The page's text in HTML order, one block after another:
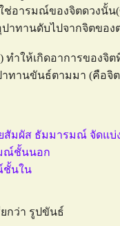
อารมณ์ของจิตดวงนั้น
าทานดับไปจากจิตของ
ำให้เกิดอาการของจิ
าทานขันธ์ตามมา (คือ
สัมผัส ธัมมารมณ์ จัดแบ่
มณ์ชั้นนอก
ชั้นใน
กว่า รูปขันธ์